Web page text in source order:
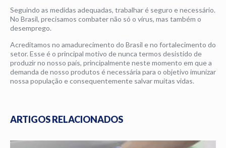
Seguindo as medidas adequadas, trabalhar é seguro e necessário.
No Brasil, precisamos combater não só o vírus, mas também o
desemprego.
Acreditamos no amadurecimento do Brasil e no fortalecimento do
setor. Esse é o principal motivo de nunca termos desistido de
produzir no nosso país, principalmente neste momento em que a
demanda de nosso produtos é necessária para o objetivo imunizar
nossa população e consequentemente salvar muitas vidas.
ARTIGOS RELACIONADOS